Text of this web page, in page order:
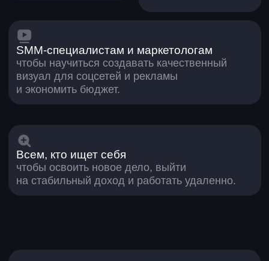
5. Цветовая палитра
на восприятие
Изучите основные схемы сочетания
цветов
Поймете свойства цвета: контраст,
насыщенность, яркость
Научитесь создавать цветовую
6. Шрифты
текста в дизайне
Разберетесь в видах шрифтов
и их применении
Поймете принципы иерархии текста